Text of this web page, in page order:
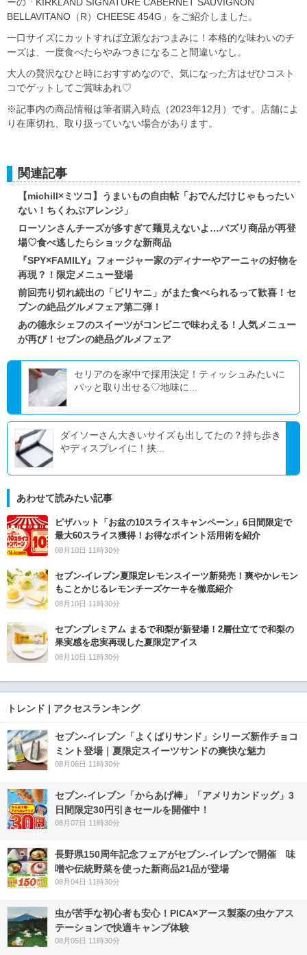
BELLAVITANO（R）CHEESE 454G」をご紹介しました。
一口サイズにカットすれば立派なおつまみに！本格的な味わいのチ
ーズは、一度食べたらやみつきになること間違いなし。
大人の贅沢なひと時におすすめなので、気になった方はぜひコスト
コでゲットしてご賞味あれ♡
※記事内の商品情報は筆者購入時点（2023年12月）です。店舗によ
り在庫切れ、取り扱っていない場合があります。
関連記事
【michill×ミツコ】うまいもの自由帖「おでんだけじゃもったい
ない！ちくわぶアレンジ」
ローソンさんチーズが多すぎて麺見えないよ…バズリ商品が再登
場♡食べ逃したらショックな新商品
『SPY×FAMILY』フォージャー家のディナーやアーニャの好物を
再現？！限定メニュー登場
前回売り切れ続出の「ビリヤニ」がまた食べられるって歓喜！セ
ブンの絶品グルメフェア第二弾！
あの德永シェフのスイーツがコンビニで味わえる！人気メニュー
が再び！セブンの絶品グルメフェア
セリアのを家中で採用決定！ティッシュみたいに
パッと取り出せる♡地味に...
ダイソーさん大きいサイズも出してたの？持ち歩き
やディスプレイに！挟...
あわせて読みたい記事
ピザハット「お盆の10スライスキャンペーン」6日間限定で
最大60スライス獲得！お得なポイント活用術を紹介
08月10日 11時30分
セブン‐イレブン夏限定レモンスイーツ新発売！爽やかレモン
もことかじるレモンチーズケーキを徹底紹介
08月10日 11時30分
セブンプレミアム まるで和梨が新登場！2層仕立てで和梨の
果実感を忠実再現した夏限定アイス
08月10日 11時30分
トレンド | アクセスランキング
セブン‐イレブン「よくばりサンド」シリーズ新作チョコ
ミント登場｜夏限定スイーツサンドの爽快な魅力
08月06日 11時30分
セブン‐イレブン「からあげ棒」「アメリカンドッグ」3
日間限定30円引きセールを開催中！
08月07日 11時30分
長野県150周年記念フェアがセブン-イレブンで開催 味
噌や伝統野菜を使った新商品21品が登場
08月04日 11時30分
虫が苦手な初心者も安心！PICA×アース製薬の虫ケアス
テーションで快適キャンプ体験
08月05日 11時30分